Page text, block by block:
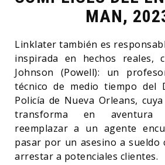
MAN,
Linklater también es
inspirada en hechos reales,
Johnson (Powell): un
técnico de medio tiempo del
Policía de Nueva Orleans,
transforma en aventura
reemplazar a un agente
pasar por un asesino a sueldo
arrestar a potenciales clientes.